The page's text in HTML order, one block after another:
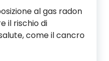
al gas radon
il rischio di
come il cancro